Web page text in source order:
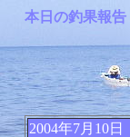
本日の釣果報
2004年7月10